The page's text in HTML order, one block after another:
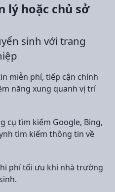
lý hoặc chủ sở
sinh với trang
miễn phí, tiếp cận chính
năng xung quanh vị trí
cụ tìm kiếm Google, Bing,
tìm kiếm thông tin về
phí tối ưu khi nhà trường